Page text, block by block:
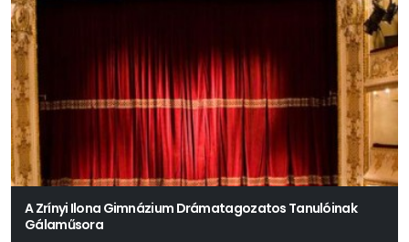
A Zrínyi Ilona Gimnázium Drámatagozatos Tanulóinak
Gálaműsora